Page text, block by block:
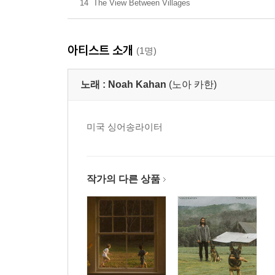
14 The View Between Villages
아티스트 소개 (1명)
노래 : Noah Kahan (노아 카한)
미국 싱어송라이터
작가의 다른 상품